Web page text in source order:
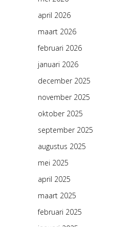
april 2026
maart 2026
februari 2026
januari 2026
december 2025
november 2025
oktober 2025
september 2025
augustus 2025
mei 2025
april 2025
maart 2025
februari 2025